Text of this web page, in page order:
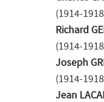
(1914-
Richard
(1914-
Joseph
(1914-
Jean